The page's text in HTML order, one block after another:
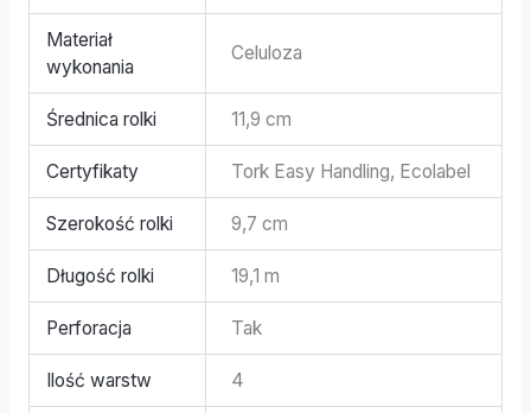
Materiał
wykonania
Celuloza
Średnica rolki 11,9 cm
Certyfikaty Tork Easy Handling, Ecolabel
Szerokość rolki 9,7 cm
Długość rolki 19,1 m
Perforacja Tak
Ilość warstw 4